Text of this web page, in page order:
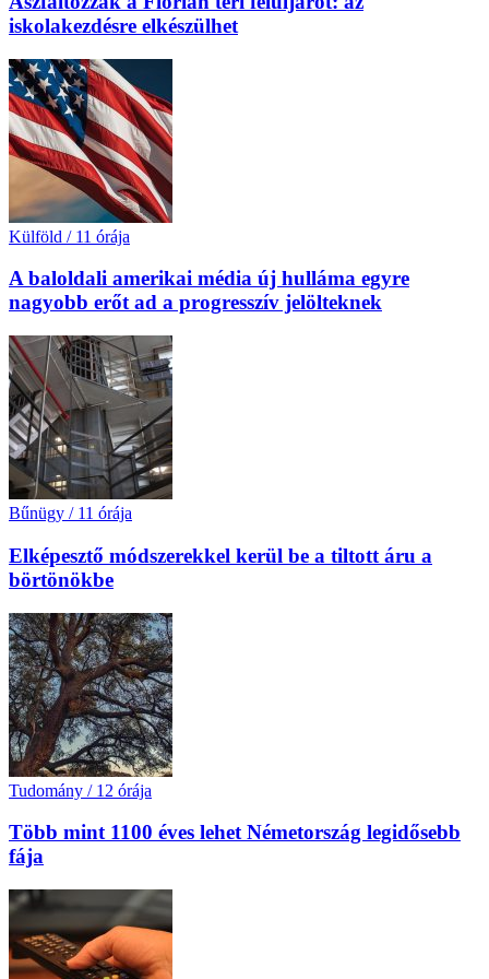
iskolakezdésre elkészülhet
Külföld / 11 órája
A baloldali amerikai média új hulláma egyre
nagyobb erőt ad a progresszív jelölteknek
Bűnügy / 11 órája
Elképesztő módszerekkel kerül be a tiltott áru a
börtönökbe
Tudomány / 12 órája
Több mint 1100 éves lehet Németország legidősebb
fája